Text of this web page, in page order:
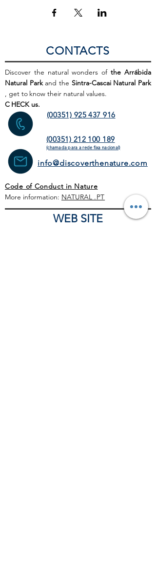
CONTACTS
Discover the natural wonders ofthe Arrábida
Natural Parkand the Sintra-Cascai Natural Park
, get to know their natural values.
C HECK us.
(00351) 925 437 916
(00351) 212 100 189
(chamada para a rede fixa nacional)
info@discoverthenature.com
Code of Conduct in Nature
More information: NATURAL .PT
WEB SITE